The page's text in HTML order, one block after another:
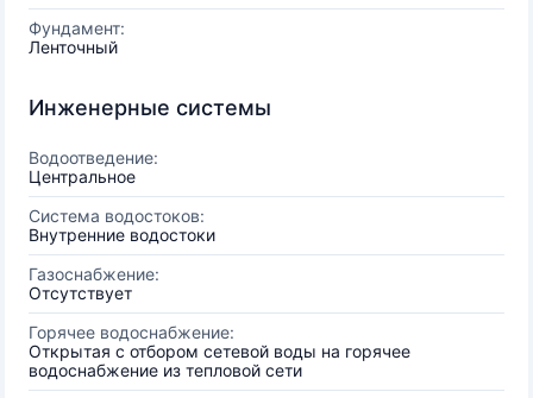
Фундамент:
Ленточный
Инженерные системы
Водоотведение:
Центральное
Система водостоков:
Внутренние водостоки
Газоснабжение:
Отсутствует
Горячее водоснабжение:
Открытая с отбором сетевой воды на горячее
водоснабжение из тепловой сети